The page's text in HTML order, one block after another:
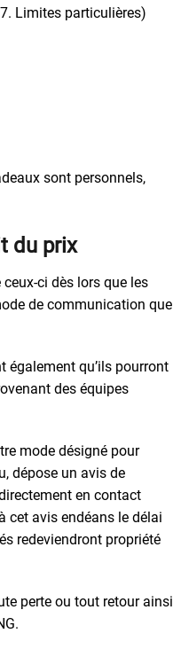
Limites particulières)
sont personnels,
du prix
ci dès lors que les
de communication que
également qu’ils pourront
des équipes
mode désigné pour
dépose un avis de
en contact
cet avis endéans le délai
redeviendront propriété
perte ou tout retour ainsi